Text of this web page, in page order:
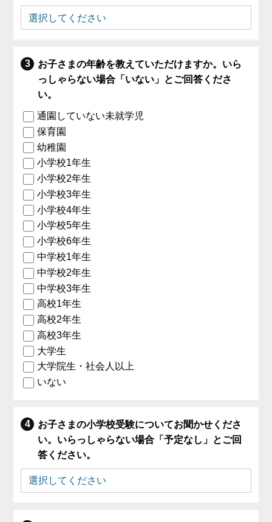
お子さまの年齢を教えていただけますか。いら
っしゃらない場合「いない」とご回答くださ
い。
通園していない未就学児
保育園
幼稚園
小学校1年生
小学校2年生
小学校3年生
小学校4年生
小学校5年生
小学校6年生
中学校1年生
中学校2年生
中学校3年生
高校1年生
高校2年生
高校3年生
大学生
大学院生・社会人以上
いない
お子さまの小学校受験についてお聞かせくださ
い。いらっしゃらない場合「予定なし」とご回
答ください。